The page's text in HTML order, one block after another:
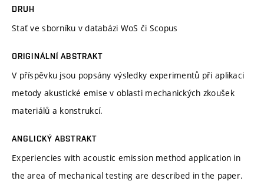
DRUH
Stať ve sborníku v databázi WoS či Scopus
ORIGINÁLNÍ ABSTRAKT
V příspěvku jsou popsány výsledky experimentů při aplikaci
metody akustické emise v oblasti mechanických zkoušek
materiálů a konstrukcí.
ANGLICKÝ ABSTRAKT
Experiencies with acoustic emission method application in
the area of mechanical testing are described in the paper.